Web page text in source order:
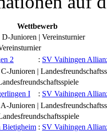
Wettbewerb
Junioren | Vereinsturnier
2
: SV Vaihingen
Junioren |
I
: SV Vaihingen
Junioren |
Bietigheim : SV Vaihingen